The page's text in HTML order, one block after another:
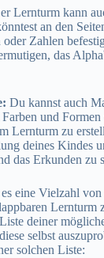
Lernturm kann
an den
Zahlen
das
Du kannst auch
und
Lernturm zu
deines Kindes
das Erkunden zu
eine Vielzahl
Lernturm
deiner
selbst
solchen Liste: